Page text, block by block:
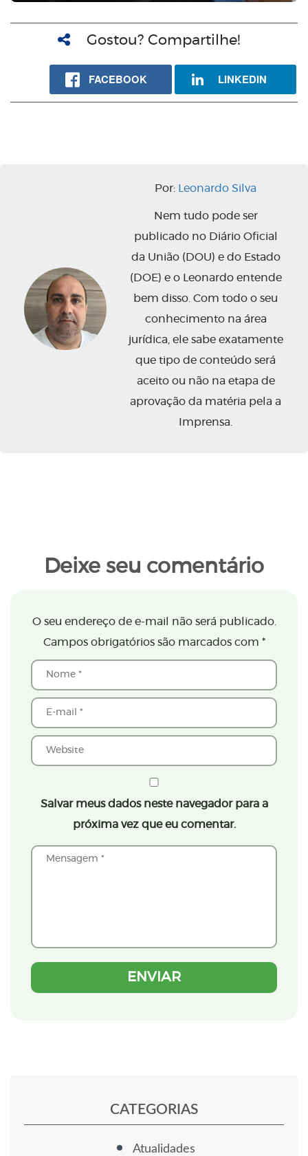
Gostou? Compartilhe!
FACEBOOK LINKEDIN
Por: Leonardo Silva
Nem tudo pode ser
publicado no Diário Oficial
da União (DOU) e do Estado
(DOE) e o Leonardo entende
bem disso. Com todo o seu
conhecimento na área
jurídica, ele sabe exatamente
que tipo de conteúdo será
aceito ou não na etapa de
aprovação da matéria pela a
Imprensa.
Deixe seu comentário
O seu endereço de e-mail não será publicado.
Campos obrigatórios são marcados com *
Salvar meus dados neste navegador para a
próxima vez que eu comentar.
CATEGORIAS
Atualidades